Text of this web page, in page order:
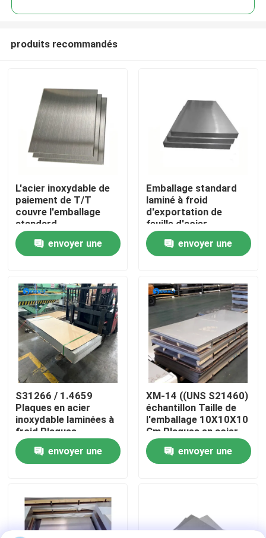
Aperçu
Produits
A propos de nous
Visite d'usine
Contrôle de la qualité
Contact
nouvelles
Demande de soumission
produits recommandés
L'acier inoxydable de
paiement de T/T
couvre l'emballage
standard
d'exportation pour
l'usage industriel
envoyer une
Emballage standard
laminé à froid
d'exportation de
feuille d'acier
inoxydable de 0.3-
100mmenvoyer une
S31266 / 1.4659
Plaques en acier
inoxydable laminées à
froid Plaques
métalliques à surface
lisse Parfaites pour
les machines
structurels
envoyer une
XM-14 ((UNS S21460)
échantillon Taille de
l'emballage 10X10X10
Cm Plaques en acier
inoxydable
envoyer une